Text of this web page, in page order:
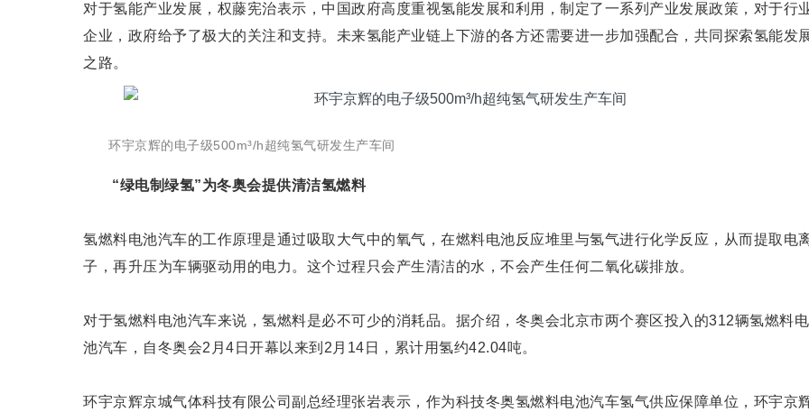
对于氢能产业发展，权藤宪治表示，中国政府高度重视氢能发展和利用，制定了一系列产业发展政策，对于行
企业，政府给予了极大的关注和支持。未来氢能产业链上下游的各方还需要进一步加强配合，共同探索氢能发
之路。
环宇京辉的电子级500m³/h超纯氢气研发生产车间
“绿电制绿氢”为冬奥会提供清洁氢燃料
氢燃料电池汽车的工作原理是通过吸取大气中的氧气，在燃料电池反应堆里与氢气进行化学反应，从而提取电
子，再升压为车辆驱动用的电力。这个过程只会产生清洁的水，不会产生任何二氧化碳排放。
对于氢燃料电池汽车来说，氢燃料是必不可少的消耗品。据介绍，冬奥会北京市两个赛区投入的312辆氢燃料电
池汽车，自冬奥会2月4日开幕以来到2月14日，累计用氢约42.04吨。
环宇京辉京城气体科技有限公司副总经理张岩表示，作为科技冬奥氢燃料电池汽车氢气供应保障单位，环宇京